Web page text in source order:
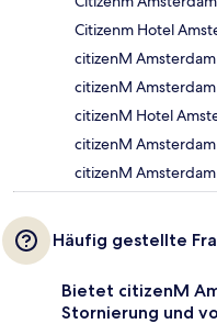
Citizenm Hotel
citizenM
citizenM
citizenM Hotel
citizenM
citizenM
Häufig gestellte
Bietet citizenM
Stornierung und